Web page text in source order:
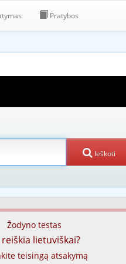
Pratybos
Ieškoti
Žodyno testas
reiškia lietuviškai?
teisingą atsakymą